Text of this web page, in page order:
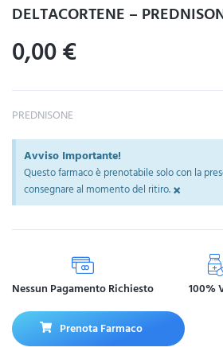
DELTACORTENE –
0,00€
PREDNISONE
Avviso Importante!
Questo farmaco è prenotabile solo con la
consegnare al momento del ritiro.×
Nessun Pagamento Richiesto 100%
Prenota Farmaco